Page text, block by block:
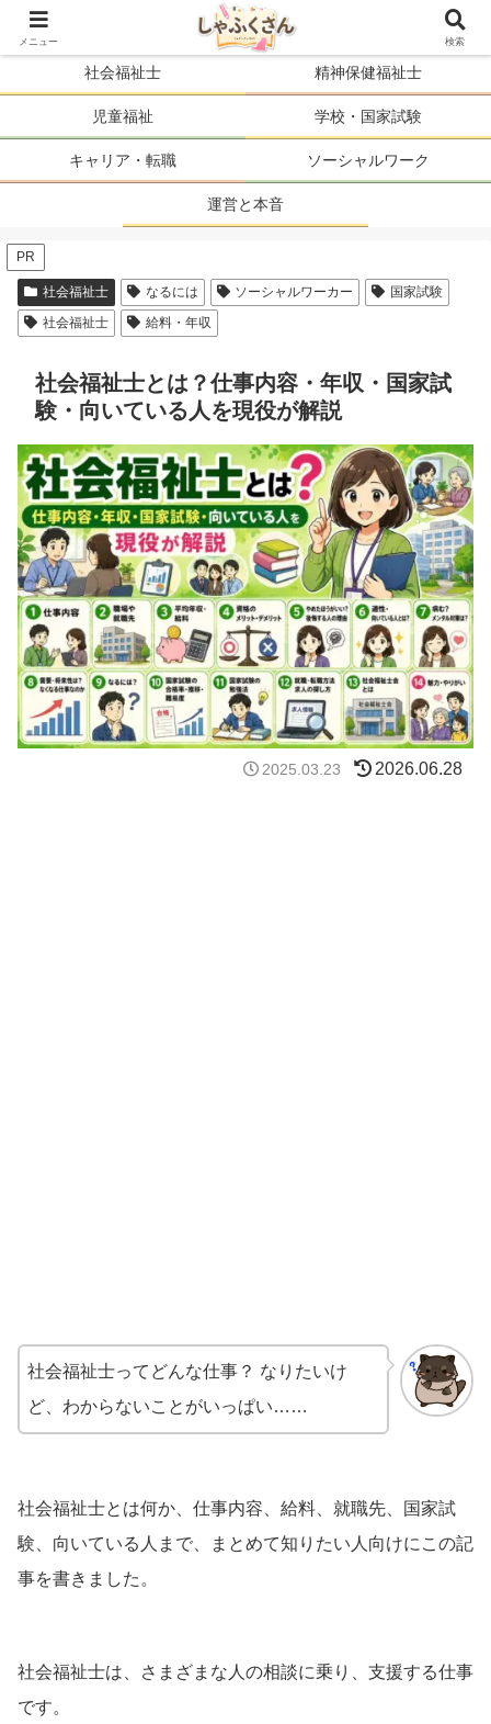
ソーシャルワーカーの人生を、まるごと支える。
社会福祉士 精神保健福祉士
児童福祉 学校・国家試験
キャリア・転職 ソーシャルワーク
運営と本音
PR
社会福祉士 なるには ソーシャルワーカー
国家試験
社会福祉士
給料・年収
社会福祉士とは？仕事内容・年収・国家試
験・向いている人を現役が解説
2025.03.23 2026.06.28
社会福祉士ってどんな仕事？ なりたいけ
ど、わからないことがいっぱい……
社会福祉士とは何か、仕事内容、給料、就職先、国家試
験、向いている人まで、まとめて知りたい人向けにこの記
事を書きました。
社会福祉士は、さまざまな人の相談に乗り、支援する仕事
です。
メニュー 検索